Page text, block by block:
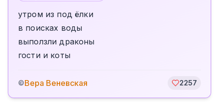
утром из под ёлки
в поисках воды
выползли драконы
гости и коты
©Вера Веневская 2257